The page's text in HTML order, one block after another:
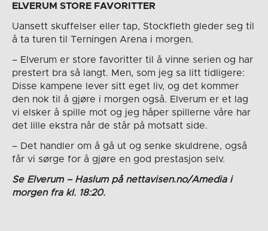
ELVERUM STORE FAVORITTER
Uansett skuffelser eller tap, Stockfleth gleder seg til
å ta turen til Terningen Arena i morgen.
– Elverum er store favoritter til å vinne serien og har
prestert bra så langt. Men, som jeg sa litt tidligere:
Disse kampene lever sitt eget liv, og det kommer
den nok til å gjøre i morgen også. Elverum er et lag
vi elsker å spille mot og jeg håper spillerne våre har
det lille ekstra når de står på motsatt side.
– Det handler om å gå ut og senke skuldrene, også
får vi sørge for å gjøre en god prestasjon selv.
Se Elverum – Haslum på nettavisen.no/Amedia i
morgen fra kl. 18:20.